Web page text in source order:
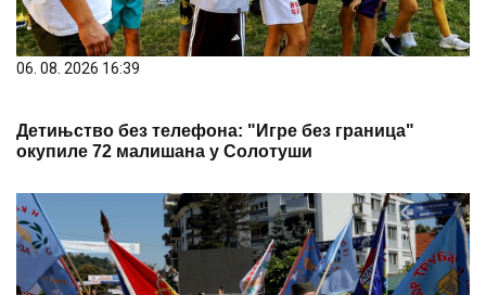
06. 08. 2026 16:39
Детињство без телефона: "Игре без граница"
окупиле 72 малишана у Солотуши